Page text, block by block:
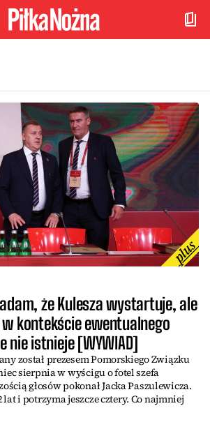
że Kulesza wystartuje, ale
kontekście ewentualnego
nie istnieje [WYWIAD]
został prezesem Pomorskiego Związku
sierpnia w wyścigu o fotel szefa
głosów pokonał Jacka Paszulewicza.
lat i potrzyma jeszcze cztery. Co najmniej